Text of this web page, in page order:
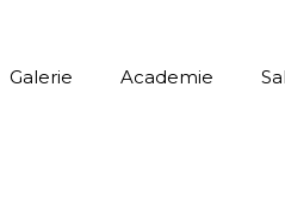
Galerie Academie